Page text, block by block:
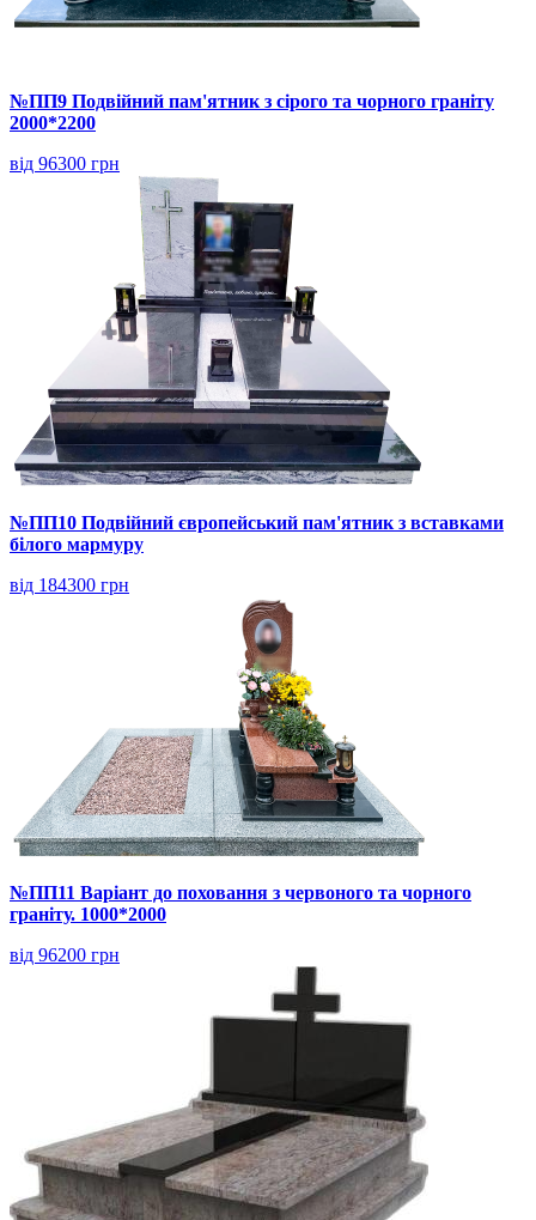
№ПП9 Подвійний пам'ятник з сірого та чорного граніту
2000*2200
від 96300 грн
№ПП10 Подвійний європейський пам'ятник з вставками
білого мармуру
від 184300 грн
№ПП11 Варіант до поховання з червоного та чорного
граніту. 1000*2000
від 96200 грн